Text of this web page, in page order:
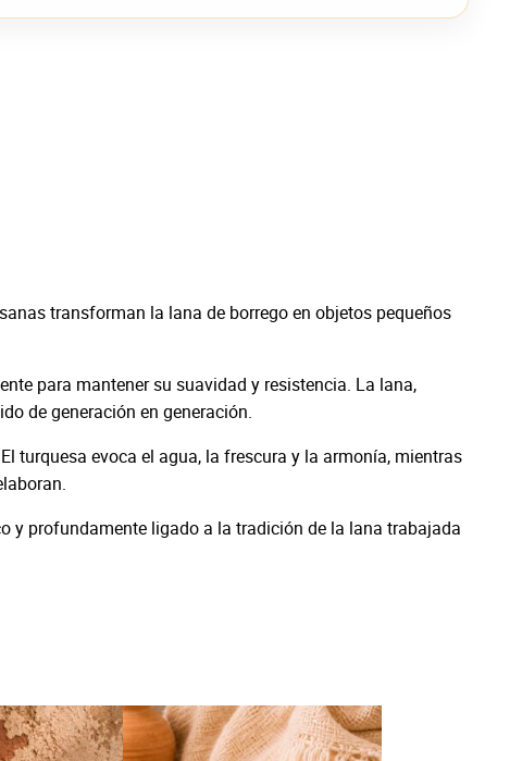
transforman la lana de borrego en objetos pequeños
para mantener su suavidad y resistencia. La lana,
de generación en generación.
turquesa evoca el agua, la frescura y la armonía, mientras
y profundamente ligado a la tradición de la lana trabajada